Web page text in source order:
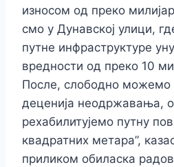
износом од преко
смо у Дунавској улици,
путне инфраструктуре
вредности од преко 10
После, слободно можемо
деценија неодржавања,
рехабилитујемо путну
квадратних метара”,
приликом обиласка